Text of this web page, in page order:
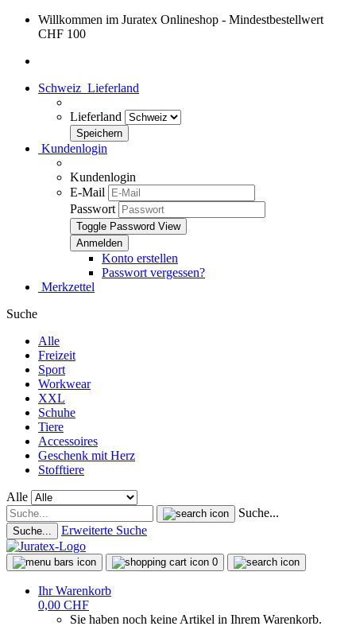
Willkommen im Juratex Onlineshop - Mindestbestellwert
CHF 100
Schweiz Lieferland
Lieferland
Kundenlogin
Kundenlogin
E-Mail
Passwort
Toggle Password View
Konto erstellen
Passwort vergessen?
Merkzettel
Suche
Alle
Freizeit
Sport
Workwear
XXL
Schuhe
Tiere
Accessoires
Geschenk mit Herz
Stofftiere
Alle
Suche...
Suche... Erweiterte Suche
0
Ihr Warenkorb
0,00 CHF
Sie haben noch keine Artikel in Ihrem Warenkorb.